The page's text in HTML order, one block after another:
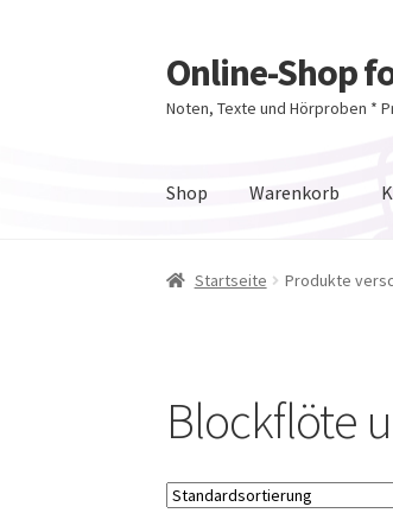
Zur
Navigation
springen
Zum
Inhalt
springen
Online-Shop
Noten, Texte und Hörproben *
Shop Warenkorb
Startseite Produkte
Blockflöte